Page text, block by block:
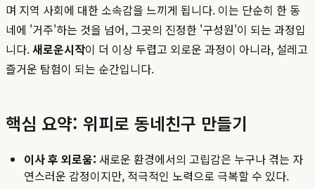
며 지역 사회에 대한 소속감을 느끼게 됩니다. 이는 단순히 한 동
네에 '거주'하는 것을 넘어, 그곳의 진정한 '구성원'이 되는 과정입
니다.새로운시작이 더 이상 두렵고 외로운 과정이 아니라, 설레고
즐거운 탐험이 되는 순간입니다.
핵심 요약: 위피로 동네친구 만들기
이사 후 외로움: 새로운 환경에서의 고립감은 누구나 겪는 자
연스러운 감정이지만, 적극적인 노력으로 극복할 수 있다.